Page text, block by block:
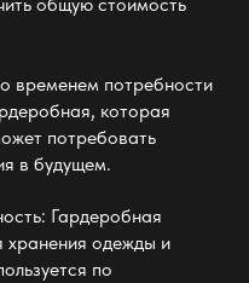
временем потребности
которая
потребовать
в будущем.
Гардеробная
хранения одежды и
по